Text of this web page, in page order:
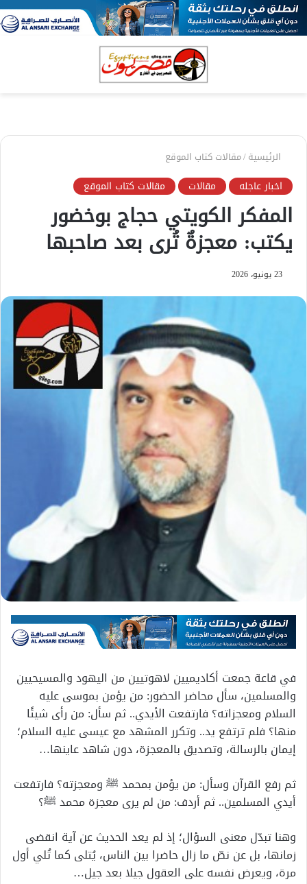
الرئيسية/مقالات كتاب الموقع
اخبار عاجله مقالات مقالات كتاب الموقع
المفكر الكويتي حجاج بوخضور
يكتب: معجزةٌ تُرى بعد صاحبها
23 يونيو، 2026
في قاعة جمعت أكاديميين لاهوتيين من اليهود والمسيحيين
والمسلمين، سأل محاضر الحضور: من يؤمن بموسى عليه
السلام ومعجزاته؟ فارتفعت الأيدي.. ثم سأل: من رأى شيئًا
منها؟ فلم ترتفع يد.. وتكرر المشهد مع عيسى عليه السلام؛
إيمان بالرسالة، وتصديق بالمعجزة، دون شاهد عاينها…
ثم رفع القرآن وسأل: من يؤمن بمحمد ﷺ ومعجزته؟ فارتفعت
أيدي المسلمين.. ثم أردف: من لم يرى معجزة محمد ﷺ؟
وهنا تبدّل معنى السؤال؛ إذ لم يعد الحديث عن آية انقضى
زمانها، بل عن نصّ ما زال حاضرا بين الناس، يُتلى كما تُلي أول
مرة، ويعرض نفسه على العقول جيلا بعد جيل…